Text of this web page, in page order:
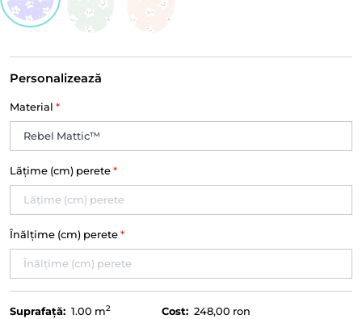
Personalizează
Material *
Lățime (cm) perete *
Înălțime (cm) perete *
Suprafață: 1.00 m2 Cost: 248,00 ron